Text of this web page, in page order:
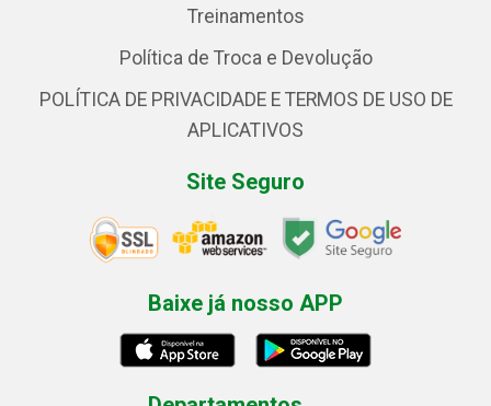
Treinamentos
Política de Troca e Devolução
POLÍTICA DE PRIVACIDADE E TERMOS DE USO DE
APLICATIVOS
Site Seguro
Baixe já nosso APP